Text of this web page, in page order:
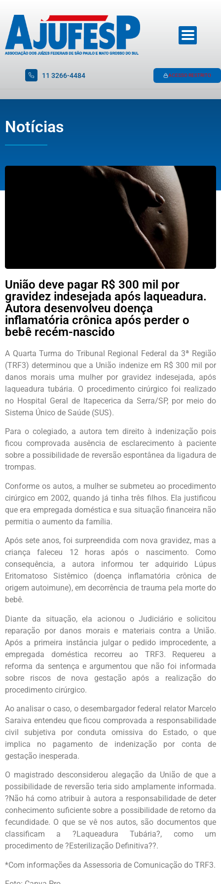
11 3266-4484 ACESSO RESTRITO
Notícias
União deve pagar R$ 300 mil por
gravidez indesejada após laqueadura.
Autora desenvolveu doença
inflamatória crônica após perder o
bebê recém-nascido
A Quarta Turma do Tribunal Regional Federal da 3ª Região
(TRF3) determinou que a União indenize em R$ 300 mil por
danos morais uma mulher por gravidez indesejada, após
laqueadura tubária. O procedimento cirúrgico foi realizado
no Hospital Geral de Itapecerica da Serra/SP, por meio do
Sistema Único de Saúde (SUS).
Para o colegiado, a autora tem direito à indenização pois
ficou comprovada ausência de esclarecimento à paciente
sobre a possibilidade de reversão espontânea da ligadura de
trompas.
Conforme os autos, a mulher se submeteu ao procedimento
cirúrgico em 2002, quando já tinha três filhos. Ela justificou
que era empregada doméstica e sua situação financeira não
permitia o aumento da família.
Após sete anos, foi surpreendida com nova gravidez, mas a
criança faleceu 12 horas após o nascimento. Como
consequência, a autora informou ter adquirido Lúpus
Eritomatoso Sistêmico (doença inflamatória crônica de
origem autoimune), em decorrência de trauma pela morte do
bebê.
Diante da situação, ela acionou o Judiciário e solicitou
reparação por danos morais e materiais contra a União.
Após a primeira instância julgar o pedido improcedente, a
empregada doméstica recorreu ao TRF3. Requereu a
reforma da sentença e argumentou que não foi informada
sobre riscos de nova gestação após a realização do
procedimento cirúrgico.
Ao analisar o caso, o desembargador federal relator Marcelo
Saraiva entendeu que ficou comprovada a responsabilidade
civil subjetiva por conduta omissiva do Estado, o que
implica no pagamento de indenização por conta de
gestação inesperada.
O magistrado desconsiderou alegação da União de que a
possibilidade de reversão teria sido amplamente informada.
?Não há como atribuir à autora a responsabilidade de deter
conhecimento suficiente sobre a possibilidade de retorno da
fecundidade. O que se vê nos autos, são documentos que
classificam a ?Laqueadura Tubária?, como um
procedimento de ?Esterilização Definitiva??.
*Com informações da Assessoria de Comunicação do TRF3.